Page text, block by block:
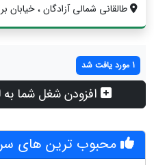
طالقانی شمالی آزادگان ، خیابان
1 مورد یافت شد
افزودن شغل شما
محبوب ترین های